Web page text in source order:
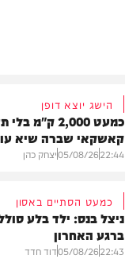
הישג יוצא דופן
כמעט 2,000
קאשקאי שברה שיא
22:44
05/08/26יצחק כהן
כמעט הסתיים באסון
ניצל בנס: ילד בלע
ברגע האחרון
22:43
05/08/26דוד חדד